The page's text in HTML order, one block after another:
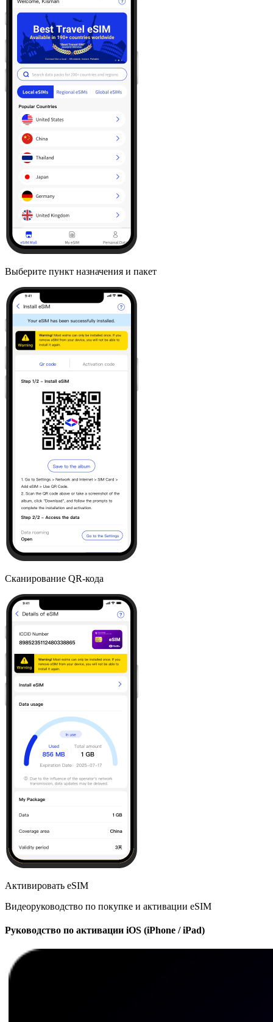
Выберите пункт назначения и пакет
Сканирование QR-кода
Активировать eSIM
Видеоруководство по покупке и активации eSIM
Руководство по активации iOS (iPhone / iPad)